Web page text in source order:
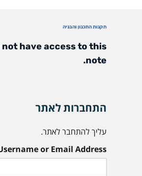
תקנות התכנון והבניה
not have access to this
note.
התחברות לאתר
עליך להתחבר לאתר.
or Email Address: